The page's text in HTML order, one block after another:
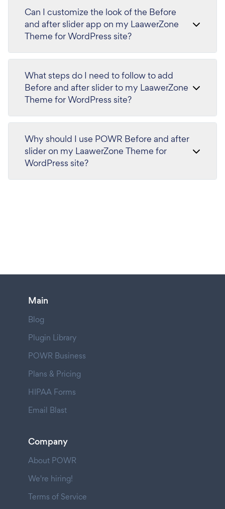
Can I customize the look of the Before
and after slider app on my LaawerZone
Theme for WordPress site?
What steps do I need to follow to add
Before and after slider to my LaawerZone
Theme for WordPress site?
Why should I use POWR Before and after
slider on my LaawerZone Theme for
WordPress site?
Main
Blog
Plugin Library
POWR Business
Plans & Pricing
HIPAA Forms
Email Blast
Company
About POWR
We're hiring!
Terms of Service